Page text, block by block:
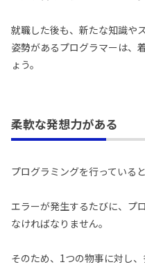
就職した後も、新たな知識や
姿勢があるプログラマーは、
ょう。
柔軟な発想力がある
プログラミングを行っていると
エラーが発生するたびに、プ
なければなりません。
そのため、1つの物事に対し